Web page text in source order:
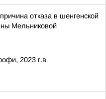
отказа в шенгенской
Мельниковой
2023 г.в